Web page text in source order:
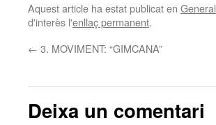
Aquest article ha estat publicat en General
d'interès l'enllaç permanent.
← 3. MOVIMENT: “GIMCANA”
Deixa un comentari